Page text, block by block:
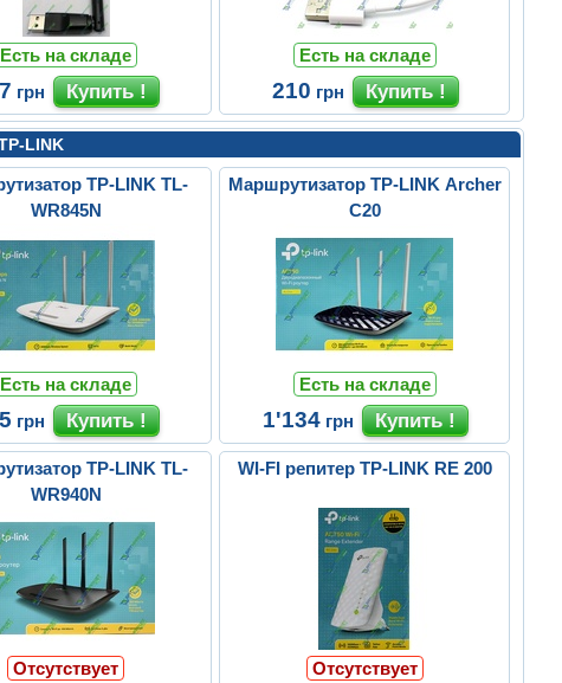
Есть на складе
грн
Есть на складе
210 грн
LINK
TP-LINK TL-
WR845N
Есть на складе
грн
Маршрутизатор TP-LINK Archer
C20
Есть на складе
1'134 грн
TP-LINK TL-
WR940N
Отсутствует
WI-FI репитер TP-LINK RE 200
Отсутствует